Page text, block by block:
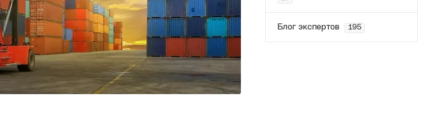
Блог экспертов 195